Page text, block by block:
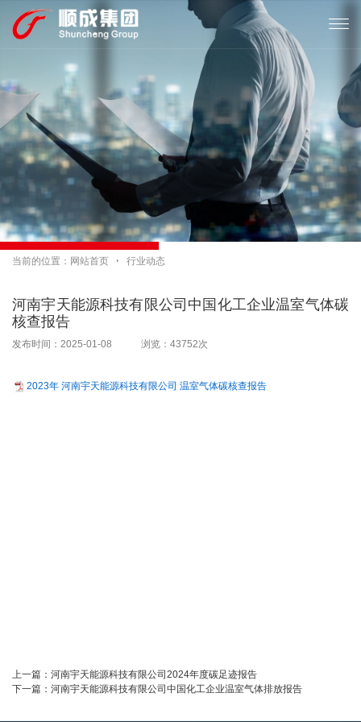

当前的位置： 网站首页  行业动态
河南宇天能源科技有限公司中国化工企业温室气体碳
核查报告
发布时间：2025-01-08 浏览：43752次
2023年 河南宇天能源科技有限公司 温室气体碳核查报告
上一篇： 河南宇天能源科技有限公司2024年度碳足迹报告
下一篇： 河南宇天能源科技有限公司中国化工企业温室气体排放报告